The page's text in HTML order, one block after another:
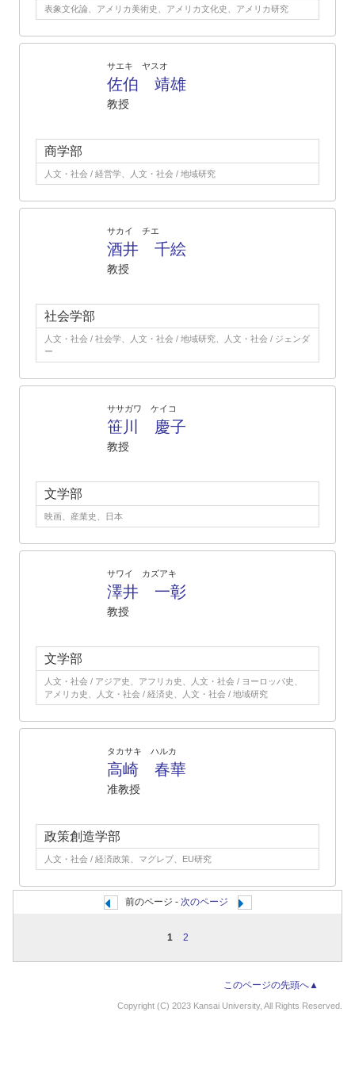
表象文化論、アメリカ美術史、アメリカ文化史、アメリカ研究
サエキ ヤスオ
佐伯 靖雄
教授
商学部
人文・社会 / 経営学、人文・社会 / 地域研究
サカイ チエ
酒井 千絵
教授
社会学部
人文・社会 / 社会学、人文・社会 / 地域研究、人文・社会 / ジェンダ
ー
ササガワ ケイコ
笹川 慶子
教授
文学部
映画、産業史、日本
サワイ カズアキ
澤井 一彰
教授
文学部
人文・社会 / アジア史、アフリカ史、人文・社会 / ヨーロッパ史、
アメリカ史、人文・社会 / 経済史、人文・社会 / 地域研究
タカサキ ハルカ
高崎 春華
准教授
政策創造学部
人文・社会 / 経済政策、マグレブ、EU研究
前のページ - 次のページ
1 2
このページの先頭へ▲
Copyright (C) 2023 Kansai University, All Rights Reserved.